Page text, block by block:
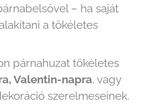
– ha saját
a tökéletes
párnahuzat tökéletes
Valentin-napra, vagy
szerelmeseinek.